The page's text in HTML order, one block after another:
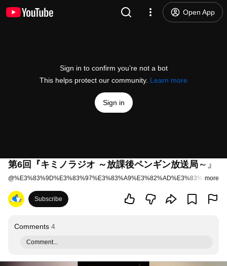
Open App
Sign in to confirm you’re not a bot
This helps protect our community. Learn more
Sign in
第6回『キミノラジオ ～放課後ペンギン放送局～』
@ more
Subscribe
Comments 4
Comment...